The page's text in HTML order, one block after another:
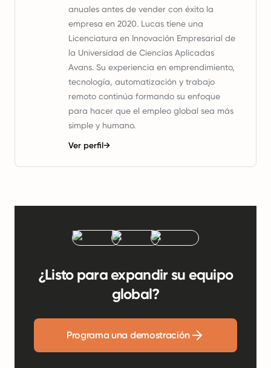
anuales antes de vender con éxito la
empresa en 2020. Lucas tiene una
Licenciatura en Innovación Empresarial de
la Universidad de Ciencias Aplicadas
Avans. Su experiencia en emprendimiento,
tecnología, automatización y trabajo
remoto continúa formando su enfoque
para hacer que el empleo global sea más
simple y humano.
Ver perfil→
¿Listo para expandir su equipo
global?
Programa una demostración